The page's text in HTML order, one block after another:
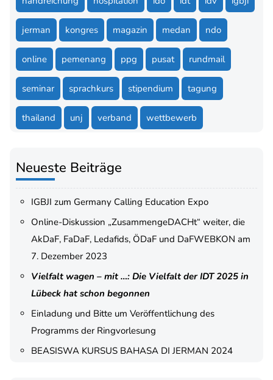
jerman kongres magazin medan ndo
online pemenang ppg pusat rundmail
seminar sprachkurs stipendium tagung
thailand unj verband wettbewerb
Neueste Beiträge
IGBJI zum Germany Calling Education Expo
Online-Diskussion „ZusammengeDACHt“ weiter, die
AkDaF, FaDaF, Ledafids, ÖDaF und DaFWEBKON am
7. Dezember 2023
Vielfalt wagen – mit …: Die Vielfalt der IDT 2025 in
Lübeck hat schon begonnen
Einladung und Bitte um Veröffentlichung des
Programms der Ringvorlesung
BEASISWA KURSUS BAHASA DI JERMAN 2024